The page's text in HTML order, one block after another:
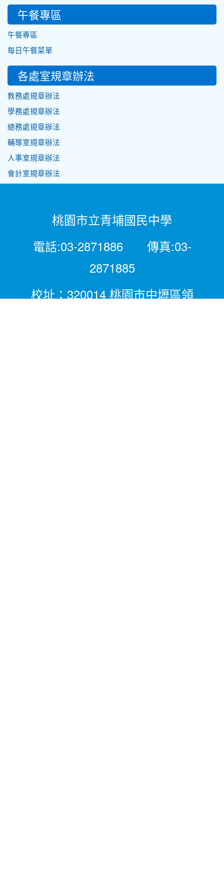
午餐專區
午餐專區
每日午餐菜單
各處室規章辦法
教務處規章辦法
學務處規章辦法
總務處規章辦法
輔導室規章辦法
人事室規章辦法
會計室規章辦法
桃園市立青埔國民中學
電話:03-2871886 傳真:03-
2871885
校址：320014 桃園市中壢區領